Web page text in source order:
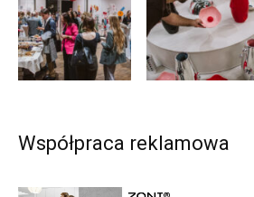
Współpraca reklamowa